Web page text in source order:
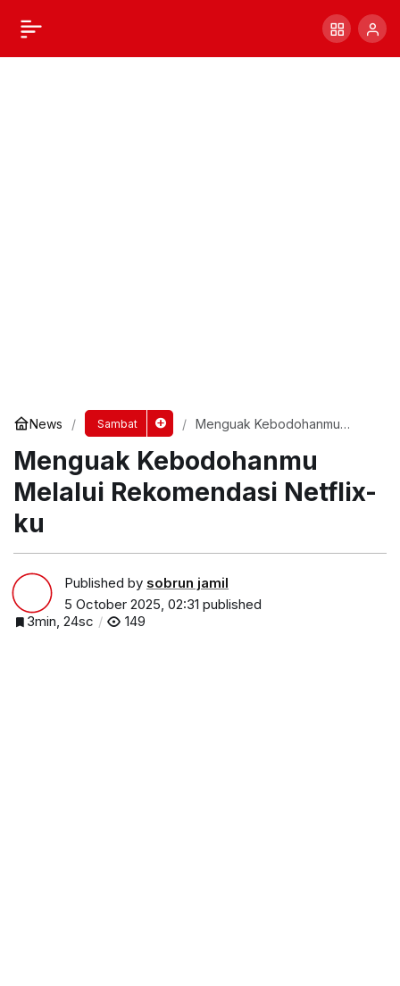
News Sambat
Menguak Kebodohanmu
ku
Menguak Kebodohanmu
Melalui Rekomendasi Netflix-
ku
Published by sobrun jamil
5 October 2025, 02:31 published
3min, 24sc
149